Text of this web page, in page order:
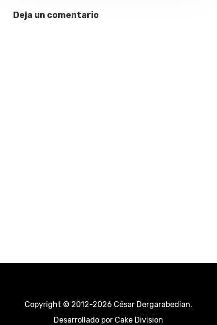
Deja un comentario
Copyright © 2012-2026 César Dergarabedian.
Desarrollado porCake Division